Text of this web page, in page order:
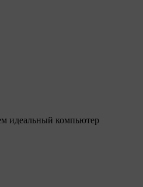
идеальный компьютер